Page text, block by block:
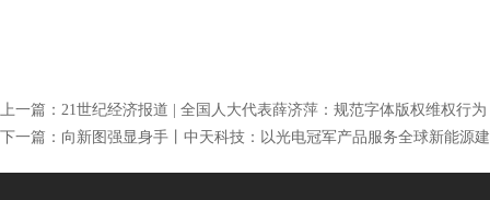
上一篇： 21世纪经济报道 | 全国人大代表薛济萍：规范字体版权维权行为
下一篇： 向新图强显身手丨中天科技：以光电冠军产品服务全球新能源